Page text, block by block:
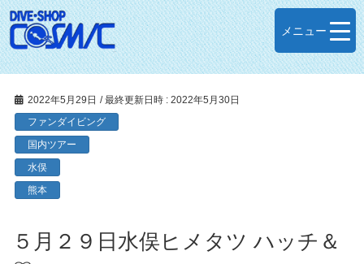
メニュー
2022年5月29日 / 最終更新日時 : 2022年5月30日
ファンダイビング
国内ツアー
水俣
熊本
５月２９日水俣ヒメタツ ハッチ＆